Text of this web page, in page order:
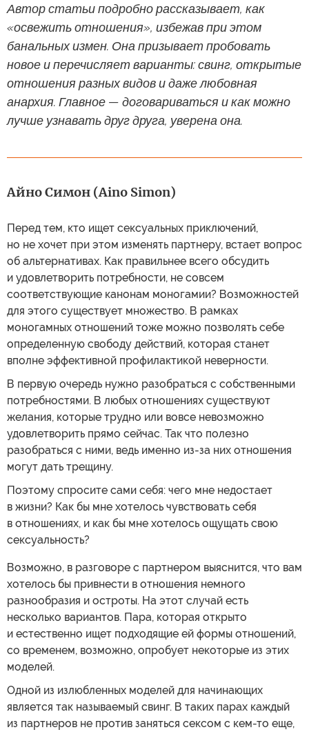
Автор статьи подробно рассказывает, как
«освежить отношения», избежав при этом
банальных измен. Она призывает пробовать
новое и перечисляет варианты: свинг, открытые
отношения разных видов и даже любовная
анархия. Главное — договариваться и как можно
лучше узнавать друг друга, уверена она.
Айно Симон (Aino Simon)
Перед тем, кто ищет сексуальных приключений,
но не хочет при этом изменять партнеру, встает вопрос
об альтернативах. Как правильнее всего обсудить
и удовлетворить потребности, не совсем
соответствующие канонам моногамии? Возможностей
для этого существует множество. В рамках
моногамных отношений тоже можно позволять себе
определенную свободу действий, которая станет
вполне эффективной профилактикой неверности.
В первую очередь нужно разобраться с собственными
потребностями. В любых отношениях существуют
желания, которые трудно или вовсе невозможно
удовлетворить прямо сейчас. Так что полезно
разобраться с ними, ведь именно из-за них отношения
могут дать трещину.
Поэтому спросите сами себя: чего мне недостает
в жизни? Как бы мне хотелось чувствовать себя
в отношениях, и как бы мне хотелось ощущать свою
сексуальность?
Возможно, в разговоре с партнером выяснится, что вам
хотелось бы привнести в отношения немного
разнообразия и остроты. На этот случай есть
несколько вариантов. Пара, которая открыто
и естественно ищет подходящие ей формы отношений,
со временем, возможно, опробует некоторые из этих
моделей.
Одной из излюбленных моделей для начинающих
является так называемый свинг. В таких парах каждый
из партнеров не против заняться сексом с кем-то еще,